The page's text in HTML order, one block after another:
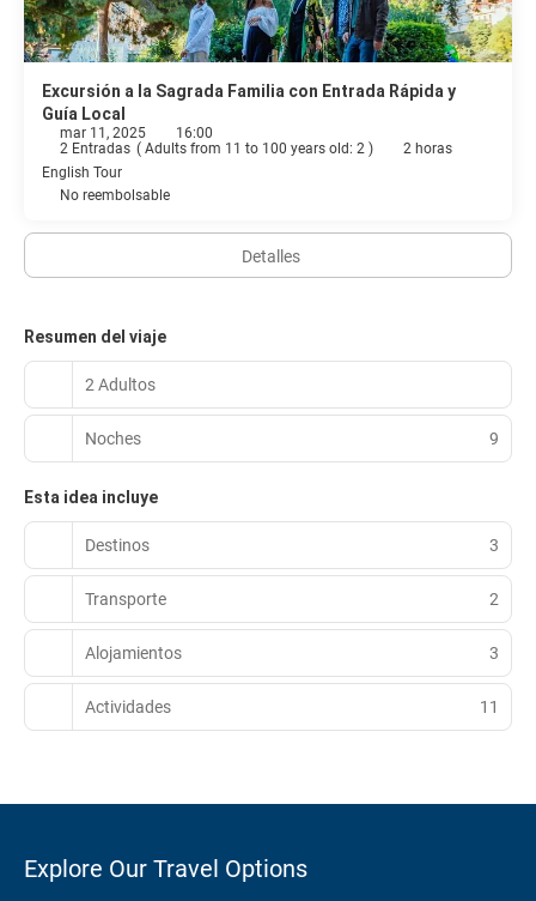
Excursión a la Sagrada Familia con Entrada Rápida y
Guía Local
mar 11, 2025
16:00
2 Entradas ( Adults from 11 to 100 years old: 2 )
2 horas
English Tour
No reembolsable
Detalles
Resumen del viaje
2 Adultos
Noches 9
Esta idea incluye
Destinos 3
Transporte 2
Alojamientos 3
Actividades 11
Explore Our Travel Options